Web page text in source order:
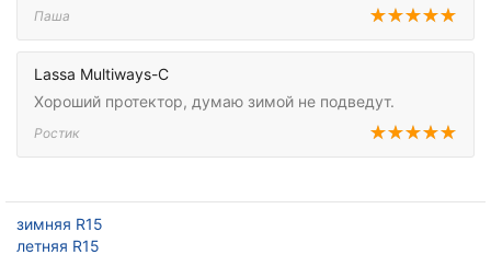
Паша
Lassa Multiways-C
Хороший протектор, думаю зимой не подведут.
Ростик
зимняя R15
летняя R15